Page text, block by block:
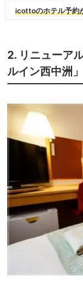
2. リニューア
ルイン西中洲」